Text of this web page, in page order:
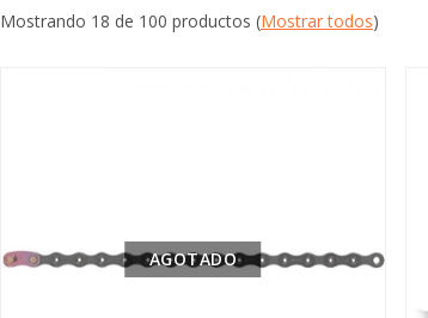
Mostrando 18 de 100 productos (Mostrar todos)
AGOTADO